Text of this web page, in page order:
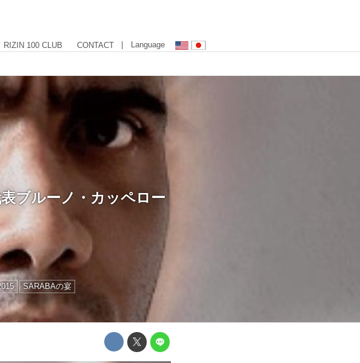
RIZIN 100 CLUB CONTACT | Language
ブルーノ・カッペロー
SARABAの宴